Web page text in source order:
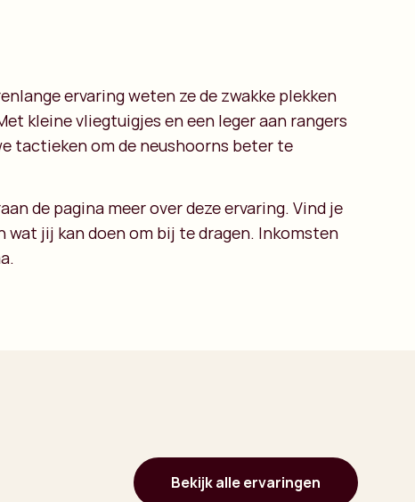
ervaring weten ze de zwakke plekken
kleine vliegtuigjes en een leger aan rangers
tactieken om de neushoorns beter te
de pagina meer over deze ervaring. Vind je
jij kan doen om bij te dragen. Inkomsten
Bekijk alle ervaringen